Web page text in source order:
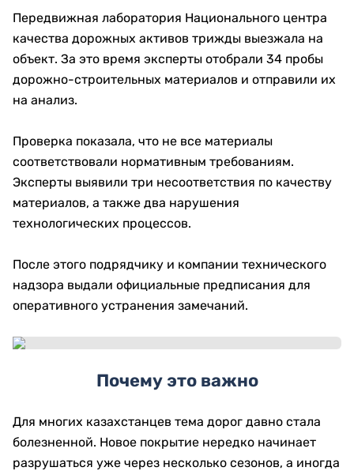
Передвижная лаборатория Национального центра
качества дорожных активов трижды выезжала на
объект. За это время эксперты отобрали 34 пробы
дорожно-строительных материалов и отправили их
на анализ.
Проверка показала, что не все материалы
соответствовали нормативным требованиям.
Эксперты выявили три несоответствия по качеству
материалов, а также два нарушения
технологических процессов.
После этого подрядчику и компании технического
надзора выдали официальные предписания для
оперативного устранения замечаний.
Почему это важно
Для многих казахстанцев тема дорог давно стала
болезненной. Новое покрытие нередко начинает
разрушаться уже через несколько сезонов, а иногда